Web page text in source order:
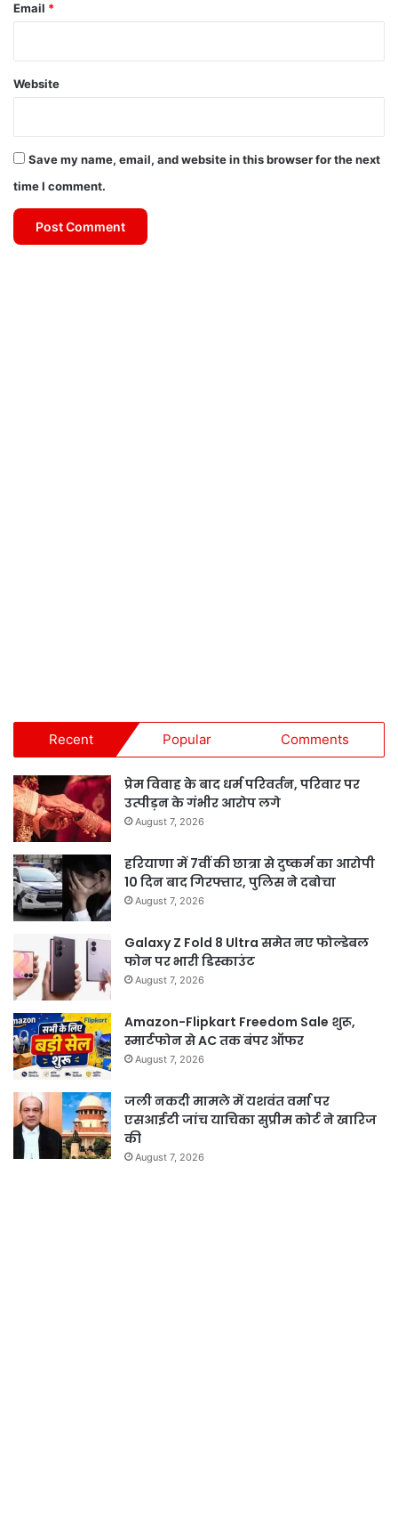
Email *
Website
Save my name, email, and website in this browser for the next
time I comment.
Recent Popular Comments
प्रेम विवाह के बाद धर्म परिवर्तन, परिवार पर
उत्पीड़न के गंभीर आरोप लगे
August 7, 2026
हरियाणा में 7वीं की छात्रा से दुष्कर्म का आरोपी
10 दिन बाद गिरफ्तार, पुलिस ने दबोचा
August 7, 2026
Galaxy Z Fold 8 Ultra समेत नए फोल्डेबल
फोन पर भारी डिस्काउंट
August 7, 2026
Amazon-Flipkart Freedom Sale शुरू,
स्मार्टफोन से AC तक बंपर ऑफर
August 7, 2026
जली नकदी मामले में यशवंत वर्मा पर
एसआईटी जांच याचिका सुप्रीम कोर्ट ने खारिज
की
August 7, 2026